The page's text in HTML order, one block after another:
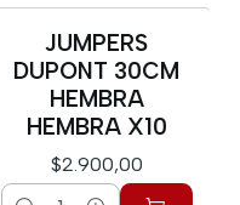
JUMPERS
DUPONT 30CM
HEMBRA
HEMBRA X10
$2.900,00